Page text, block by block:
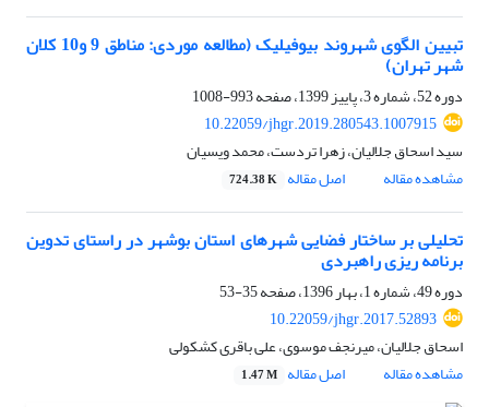
تبیین الگوی شهروند بیوفیلیک (مطالعه موردی: مناطق 9 و10 کلان
شهر تهران)
دوره 52، شماره 3، پاییز 1399، صفحه
993-1008
10.22059/jhgr.2019.280543.1007915
سید اسحاق جلالیان، زهرا تردست، محمد ویسیان
مشاهده مقاله
اصل مقاله 724.38 K
تحلیلی بر ساختار فضایی شهرهای استان بوشهر در راستای تدوین
برنامه ریزی راهبردی
دوره 49، شماره 1، بهار 1396، صفحه
35-53
10.22059/jhgr.2017.52893
اسحاق جلالیان، میرنجف موسوی، علی باقری کشکولی
مشاهده مقاله
اصل مقاله 1.47 M